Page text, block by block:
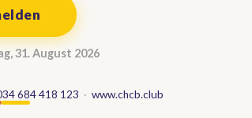
31. August 2026
684 418 123 · www.chcb.club